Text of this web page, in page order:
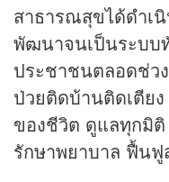
สาธารณสุขได้ดำเ
พัฒนาจนเป็นระบบ
ประชาชนตลอดช่ว
ป่วยติดบ้านติดเตีย
ของชีวิต ดูแลทุกมิติ
รักษาพยาบาล ฟื้น